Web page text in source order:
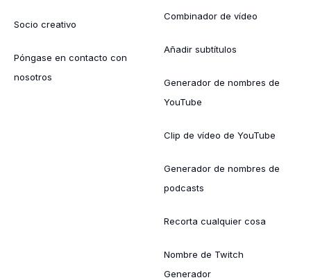
Socio creativo
Póngase en contacto con
nosotros
Combinador de vídeo
Añadir subtítulos
Generador de nombres de
YouTube
Clip de vídeo de YouTube
Generador de nombres de
podcasts
Recorta cualquier cosa
Nombre de Twitch
Generador